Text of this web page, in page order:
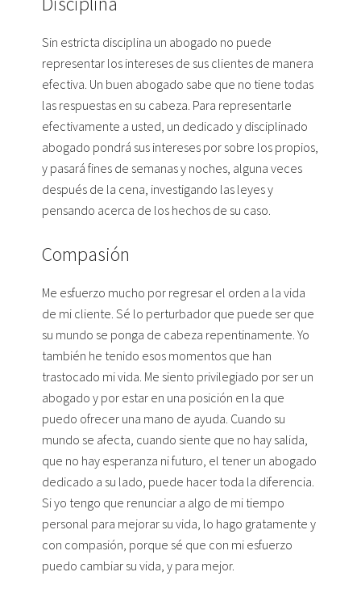
Sin estricta disciplina un abogado no puede
representar los intereses de sus clientes de manera
efectiva. Un buen abogado sabe que no tiene todas
las respuestas en su cabeza. Para representarle
efectivamente a usted, un dedicado y disciplinado
abogado pondrá sus intereses por sobre los propios,
y pasará fines de semanas y noches, alguna veces
después de la cena, investigando las leyes y
pensando acerca de los hechos de su caso.
Compasión
Me esfuerzo mucho por regresar el orden a la vida
de mi cliente. Sé lo perturbador que puede ser que
su mundo se ponga de cabeza repentinamente. Yo
también he tenido esos momentos que han
trastocado mi vida. Me siento privilegiado por ser un
abogado y por estar en una posición en la que
puedo ofrecer una mano de ayuda. Cuando su
mundo se afecta, cuando siente que no hay salida,
que no hay esperanza ni futuro, el tener un abogado
dedicado a su lado, puede hacer toda la diferencia.
Si yo tengo que renunciar a algo de mi tiempo
personal para mejorar su vida, lo hago gratamente y
con compasión, porque sé que con mi esfuerzo
puedo cambiar su vida, y para mejor.